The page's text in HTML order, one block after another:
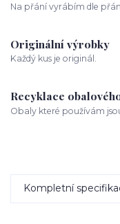
Na přání vyrábím dle
Originální výrobky
Každý kus je originál.
Recyklace
Obaly které používám
Kompletní